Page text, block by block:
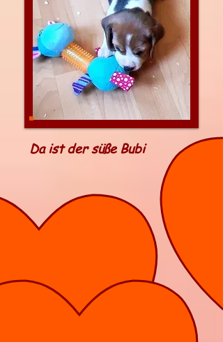
Da ist der süße Bubi